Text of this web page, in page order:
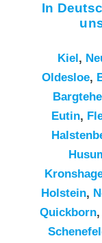
In
Kiel,
Oldesloe,
Eutin,
Holstein,
Quickborn,